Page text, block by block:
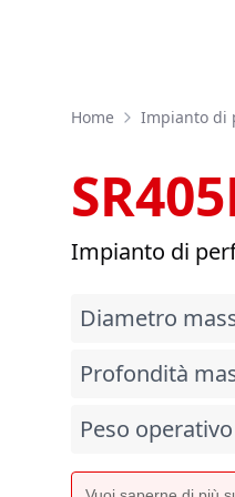
Home Impianto di
Impianto di
Diametro
Profondità
Peso operativo